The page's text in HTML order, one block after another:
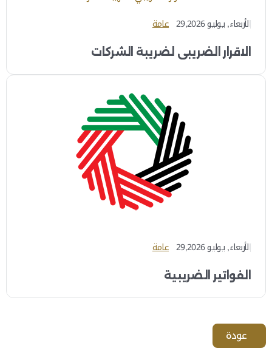
الأربعاء, يوليو 29,2026 عامة
الاقرار الضريبي لضريبة الشركات
الأربعاء, يوليو 29,2026 عامة
الفواتير الضريبية
عودة